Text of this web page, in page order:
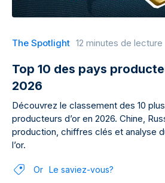
The Spotlight 12 minutes de lecture
Top 10 des pays
2026
Découvrez le classement des 10
producteurs d’or en 2026. Chine,
production, chiffres clés et analyse
l’or.
Or Le saviez-vous?